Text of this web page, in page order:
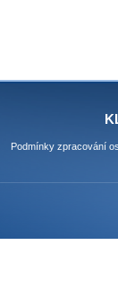
Podmínky zpracování